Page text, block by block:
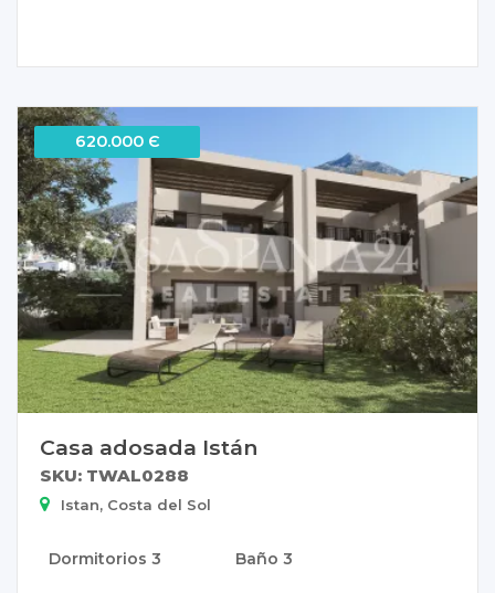
620.000 Є
Casa adosada Istán
SKU: TWAL0288
Istan, Costa del Sol
Dormitorios 3 Baño3